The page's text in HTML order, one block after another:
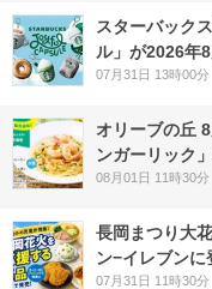
スターバック
ル」が2026年
07月31日 13時00分
オリーブの丘
ンガーリック
08月01日 11時30分
長岡まつり大
ン−イレブンに
07月31日 11時30分